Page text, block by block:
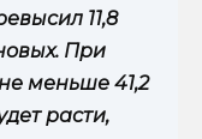
11,8
При
меньше 41,2
расти,